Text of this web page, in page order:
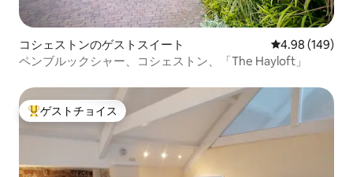
コシェストンのゲストスイート レビュー149
4.98 (149)
ペンブルックシャー、コシェストン、「The Hayloft」
大好評のゲストチョイスです。
ゲストチョイス